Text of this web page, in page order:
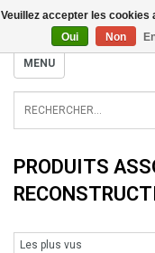
MENU
PRODUITS
Veuillez accepter les cookies
Oui
Non